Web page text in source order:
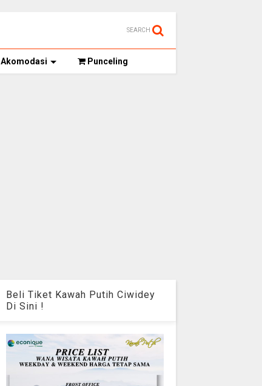
SEARCH
Akomodasi Punceling
Beli Tiket Kawah Putih Ciwidey
Di Sini !